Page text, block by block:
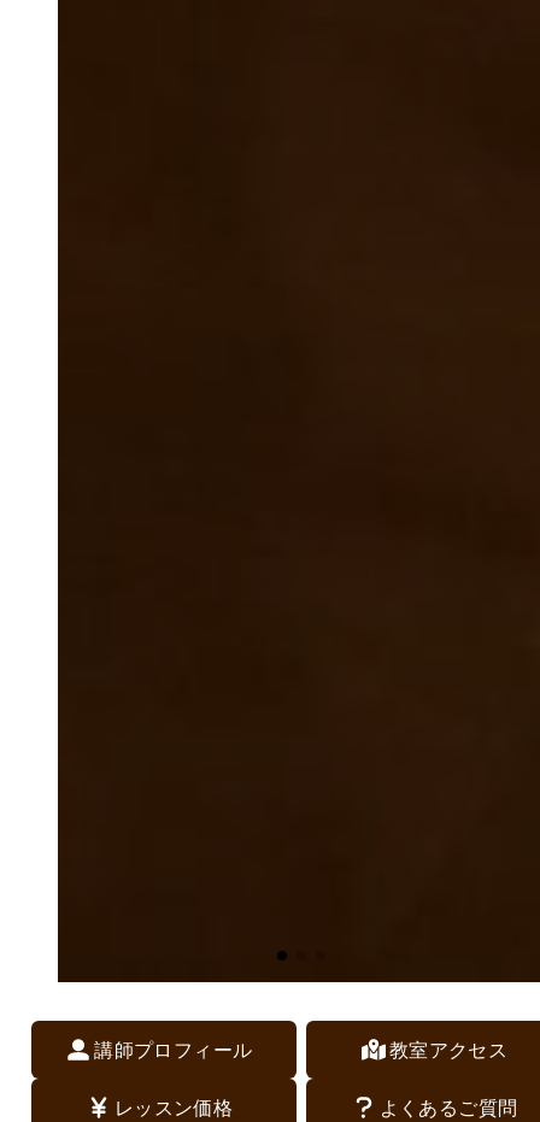
講師プロフィール 教室アクセス
レッスン価格 よくあるご質問